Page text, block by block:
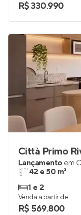
R$ 330.990
Città Primo
Lançamento em
42 e 50 m²
1 e 2
Venda a partir de
R$ 569.800